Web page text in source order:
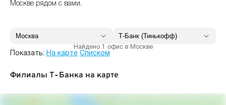
Москве рядом с вами.
Найдено 1 офис в Москве
Показать: На карте Списком
Филиалы Т‑Банка на карте